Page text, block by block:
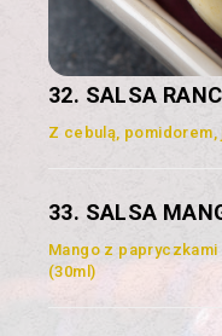
32. SALSA
Z cebulą,
33. SALSA
Mango z
(30ml)